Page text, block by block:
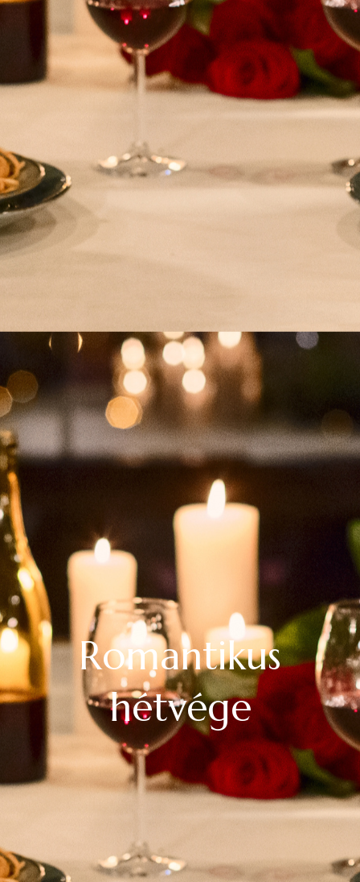
Romantikus
hétvége